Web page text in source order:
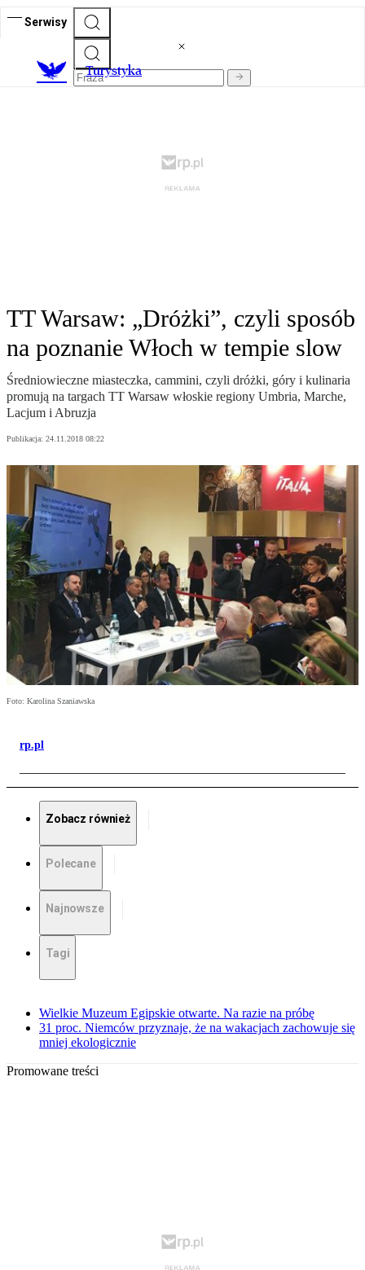
Serwisy
Turystyka
TT Warsaw: „Dróżki”, czyli sposób
na poznanie Włoch w tempie slow
Średniowieczne miasteczka, cammini, czyli dróżki, góry i kulinaria
promują na targach TT Warsaw włoskie regiony Umbria, Marche,
Lacjum i Abruzja
Publikacja: 24.11.2018 08:22
Foto: Karolina Szaniawska
rp.pl
Zobacz również
Polecane
Najnowsze
Tagi
Wielkie Muzeum Egipskie otwarte. Na razie na próbę
31 proc. Niemców przyznaje, że na wakacjach zachowuje się
mniej ekologicznie
Promowane treści